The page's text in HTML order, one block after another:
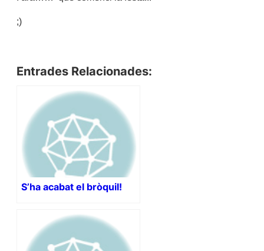
;)
Entrades Relacionades:
S’ha acabat el bròquil!